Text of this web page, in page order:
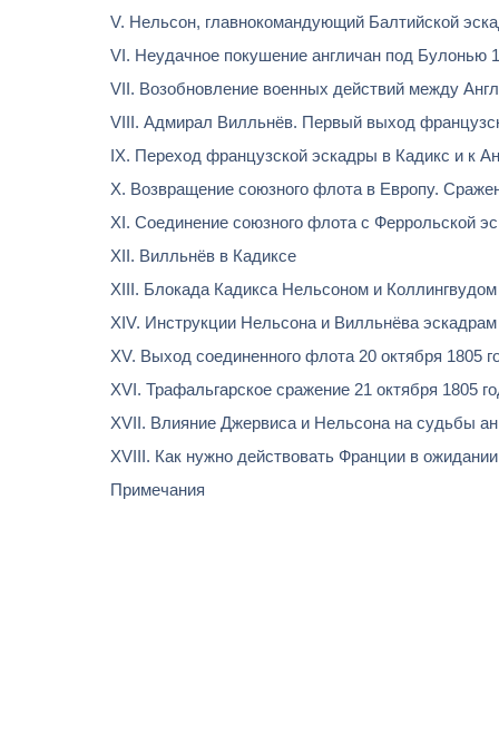
V. Нельсон, главнокомандующий Балтийской
VI. Неудачное покушение англичан под Булонью
VII. Возобновление военных действий между
VIII. Адмирал Вилльнёв. Первый выход
IX. Переход французской эскадры в Кадикс и к
X. Возвращение союзного флота в Европу.
XI. Соединение союзного флота с Феррольской
XII. Вилльнёв в Кадиксе
XIII. Блокада Кадикса Нельсоном и Коллингвудом
XIV. Инструкции Нельсона и Вилльнёва эскадрам
XV. Выход соединенного флота 20 октября 1805
XVI. Трафальгарское сражение 21 октября 1805
XVII. Влияние Джервиса и Нельсона на судьбы
XVIII. Как нужно действовать Франции в
Примечания